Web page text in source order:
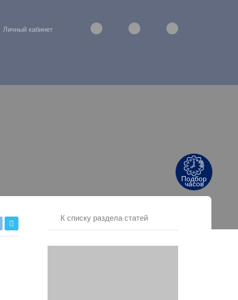
Личный кабинет
К списку раздела статей
Подбор
часов